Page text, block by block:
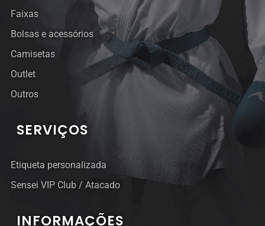
Faixas
Bolsas e acessórios
Camisetas
Outlet
Outros
SERVIÇOS
Etiqueta personalizada
Sensei VIP Club / Atacado
INFORMAÇÕES